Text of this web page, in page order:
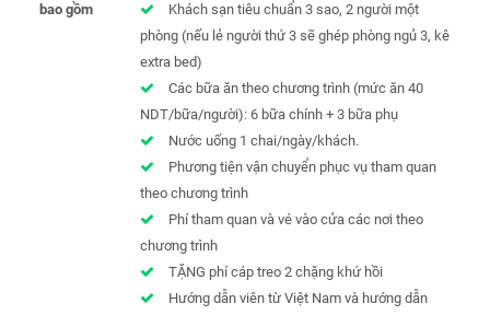
bao gồm
Khách sạn tiêu chuẩn 3 sao, 2 người một
phòng (nếu lẻ người thứ 3 sẽ ghép phòng ngủ 3, kê
extra bed)
Các bữa ăn theo chương trình (mức ăn 40
NDT/bữa/người): 6 bữa chính + 3 bữa phụ
Nước uống 1 chai/ngày/khách.
Phương tiện vận chuyển phục vụ tham quan
theo chương trình
Phí tham quan và vé vào cửa các nơi theo
chương trình
TẶNG phí cáp treo 2 chặng khứ hồi
Hướng dẫn viên từ Việt Nam và hướng dẫn